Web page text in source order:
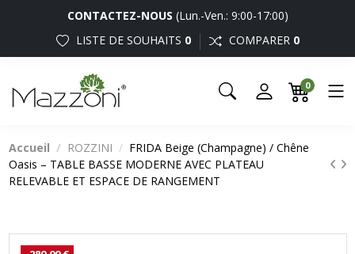
CONTACTEZ-NOUS (Lun.-Ven.: 9:00-17:00)
LISTE DE SOUHAITS 0 COMPARER 0
0
Accueil ROZZINI
FRIDA Beige (Champagne) / Chêne
Oasis – TABLE BASSE MODERNE AVEC PLATEAU
RELEVABLE ET ESPACE DE RANGEMENT